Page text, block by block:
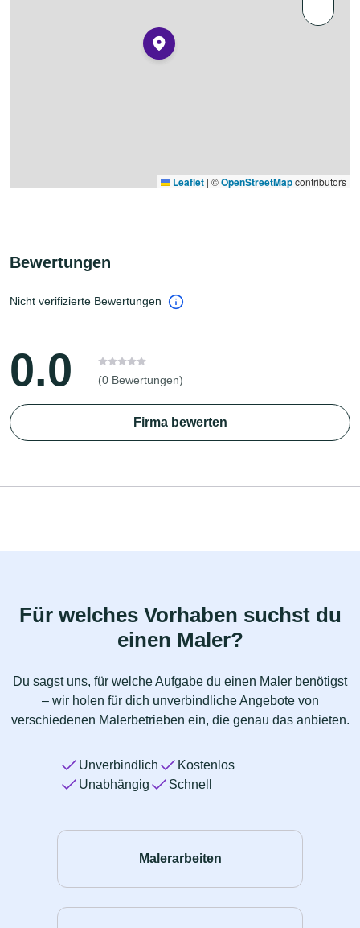
−
Leaflet | ©OpenStreetMapcontributors
Bewertungen
Nicht verifizierte Bewertungen
0.0 (0 Bewertungen)
Firma bewerten
Für welches Vorhaben suchst du
einen Maler?
Du sagst uns, für welche Aufgabe du einen Maler benötigst
– wir holen für dich unverbindliche Angebote von
verschiedenen Malerbetrieben ein, die genau das anbieten.
Unverbindlich
Kostenlos
Unabhängig
Schnell
Malerarbeiten